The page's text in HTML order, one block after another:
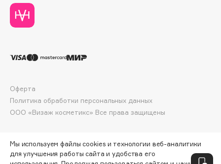
Dolce & Gabbana
Dolomit
Dr. Vranjes Firenze
Dr.Ceuracle
Dr.Jart+
DSD de Luxe
ООО «Визаж косметикс» Все права защищены
Оферта
Политика обработки персональных данных
Мы используем файлы cookies и технологии веб-аналитики
для улучшения работы сайта и удобства его